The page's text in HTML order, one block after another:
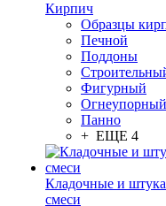
Кирпич
Образцы
Печной
Поддоны
Фигурный
Огнеупорный
Панно
+ ЕЩЕ 4
Кладочные и
смеси